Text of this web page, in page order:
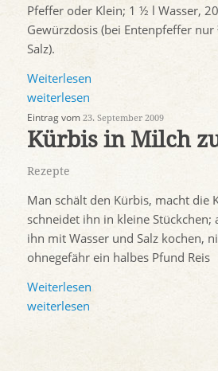
Pfeffer oder Klein; 1 ½ l Wasser,
Gewürzdosis (bei Entenpfeffer
Salz).
Weiterlesen
weiterlesen
Eintrag vom 23. September 2009
Kürbis in Milch
Rezepte
Man schält den Kürbis, macht die
schneidet ihn in kleine Stückchen;
ihn mit Wasser und Salz kochen,
ohnegefähr ein halbes Pfund Reis
Weiterlesen
weiterlesen